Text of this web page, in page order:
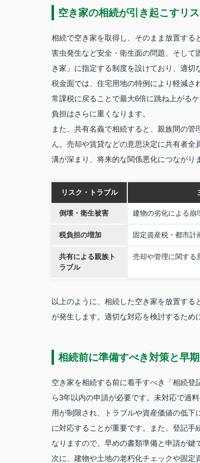
空き家の相続が引き起こすリ
相続で空き家を取得し、そのまま放置す
害虫発生など安全・衛生面の問題、そし
き家」に指定する制度を設けており、適切
税金面では、住宅用地の特例により軽減
常課税に戻ることで最大6倍に跳ね上がる
負担はさらに重くなります。
また、共有名義で相続すると、親族間の
ん。売却や賃貸などの意思決定に共有者
溝が深まり、将来的な関係悪化につながり
リスク・トラブル
倒壊・衛生被害 建物の劣化による崩
税負担の増加 固定資産税・都市計
共有による親族ト
ラブル
売却や管理に関する
以上のように、相続した空き家を放置す
が発生します。適切な対応を検討するため
相続前に準備すべき対策と早
空き家を相続する前に着手すべき「相続
ら3年以内の申請が必要です。未対応で過
用が制限され、トラブルや資産価値の低
に対応することが重要です。また、登記
なりますので、早めの書類準備と申請が鍵
次に、建物や土地の老朽化チェックや固